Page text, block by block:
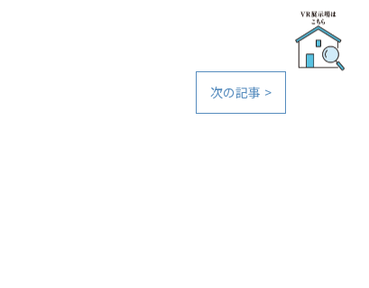
次の記事 >